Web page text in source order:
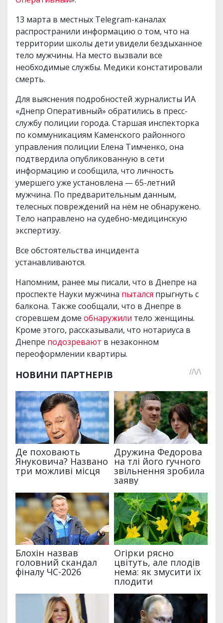
13 марта в местных Telegram-каналах
распространили информацию о том, что на
территории школы дети увидели бездыханное
тело мужчины. На место вызвали все
необходимые службы. Медики констатировали
смерть.
Для выяснения подробностей журналисты ИА
«Днепр Оперативный» обратились в пресс-
службу полиции города. Старшая инспекторка
по коммуникациям Каменского районного
управления полиции Елена Тимченко, она
подтвердила опубликованную в сети
информацию и сообщила, что личность
умершего уже установлена — 65-летний
мужчина. По предварительным данным,
телесных повреждений на нём не обнаружено.
Тело направлено на судебно-медицинскую
экспертизу.
Все обстоятельства инцидента
устанавливаются.
Напомним, ранее мы писали, что в Днепре на
проспекте Науки мужчина пытался прыгнуть с
балкона. Также сообщали, что в Днепре в
сгоревшем доме обнаружили тело женщины.
Кроме этого, рассказывали, что нотариуса в
Днепре подозревают в незаконном
переоформлении квартиры.